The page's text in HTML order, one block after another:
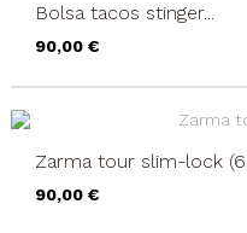
Bolsa tacos stinger...
Precio
90,00 €
Zarma tour slim-lock (6...
Precio
90,00 €